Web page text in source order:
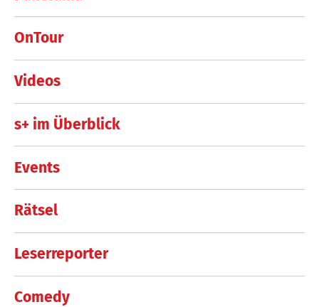
OnTour
Videos
s+ im Überblick
Events
Rätsel
Leserreporter
Comedy